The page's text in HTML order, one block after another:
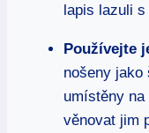
lapis lazuli
Používejte
nošeny jako
umístěny
věnovat jim